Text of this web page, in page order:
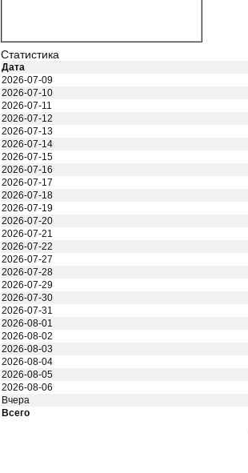
Статистика
Дата
2026-07-09
2026-07-10
2026-07-11
2026-07-12
2026-07-13
2026-07-14
2026-07-15
2026-07-16
2026-07-17
2026-07-18
2026-07-19
2026-07-20
2026-07-21
2026-07-22
2026-07-27
2026-07-28
2026-07-29
2026-07-30
2026-07-31
2026-08-01
2026-08-02
2026-08-03
2026-08-04
2026-08-05
2026-08-06
Вчера
Всего